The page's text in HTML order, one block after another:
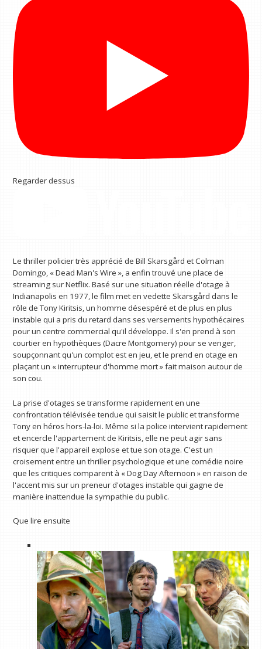
Regarder dessus
Le thriller policier très apprécié de Bill Skarsgård et Colman
Domingo, « Dead Man's Wire », a enfin trouvé une place de
streaming sur Netflix. Basé sur une situation réelle d'otage à
Indianapolis en 1977, le film met en vedette Skarsgård dans le
rôle de Tony Kiritsis, un homme désespéré et de plus en plus
instable qui a pris du retard dans ses versements hypothécaires
pour un centre commercial qu'il développe. Il s'en prend à son
courtier en hypothèques (Dacre Montgomery) pour se venger,
soupçonnant qu'un complot est en jeu, et le prend en otage en
plaçant un « interrupteur d'homme mort » fait maison autour de
son cou.
La prise d'otages se transforme rapidement en une
confrontation télévisée tendue qui saisit le public et transforme
Tony en héros hors-la-loi. Même si la police intervient rapidement
et encercle l'appartement de Kiritsis, elle ne peut agir sans
risquer que l'appareil explose et tue son otage. C'est un
croisement entre un thriller psychologique et une comédie noire
que les critiques comparent à « Dog Day Afternoon » en raison de
l'accent mis sur un preneur d'otages instable qui gagne de
manière inattendue la sympathie du public.
Que lire ensuite